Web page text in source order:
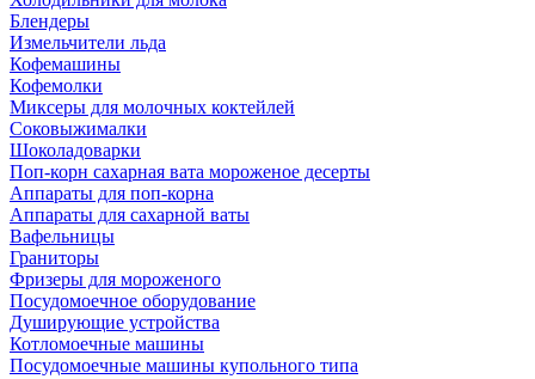
Блендеры
Измельчители льда
Кофемашины
Кофемолки
Миксеры для молочных коктейлей
Соковыжималки
Шоколадоварки
Поп-корн сахарная вата мороженое десерты
Аппараты для поп-корна
Аппараты для сахарной ваты
Вафельницы
Граниторы
Фризеры для мороженого
Посудомоечное оборудование
Душирующие устройства
Котломоечные машины
Посудомоечные машины купольного типа